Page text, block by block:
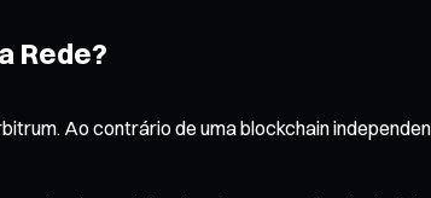
Rede?
Ao contrário de uma blockchain